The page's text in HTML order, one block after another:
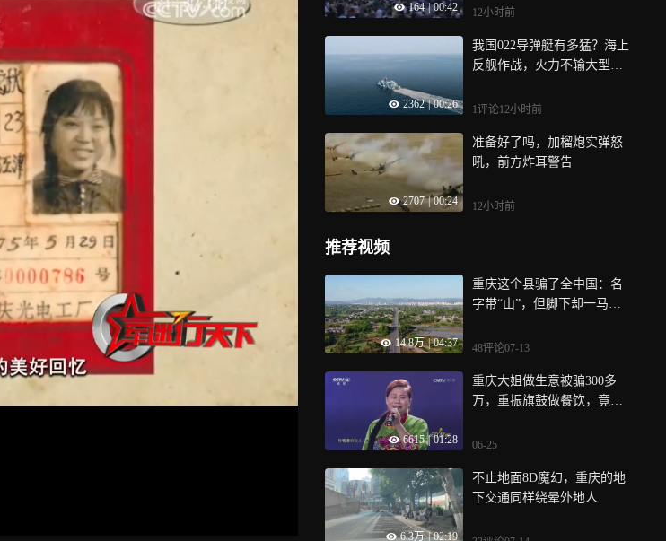
164 | 00:42 12小时前
2362 | 00:26
我国022导弹艇有多猛？海上
反舰作战，火力不输大型护
1评论12小时前
2707 | 00:24
准备好了吗，加榴炮实弹怒
吼，前方炸耳警告
12小时前
推荐视频
14.8万 | 04:37
重庆这个县骗了全中国：名
字带“山”，但脚下却一马平
48评论07-13
6615 | 01:28
重庆大姐做生意被骗300多
万，重振旗鼓做餐饮，竟小
06-25
6.3万 | 02:19
不止地面8D魔幻，重庆的地
下交通同样绕晕外地人